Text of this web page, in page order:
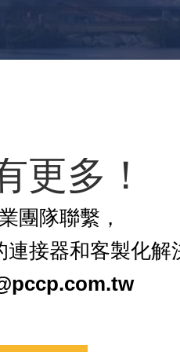
更多！
團隊聯繫，
接器和客製化解